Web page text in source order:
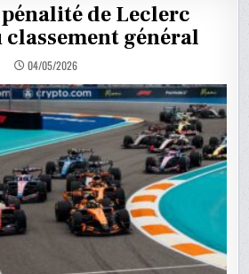
pénalité de Leclerc
classement général
04/05/2026